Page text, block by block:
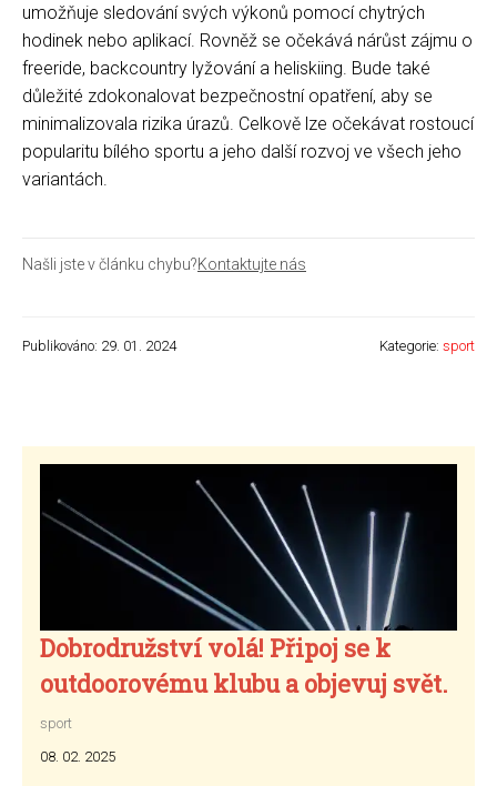
umožňuje sledování svých výkonů pomocí chytrých
hodinek nebo aplikací. Rovněž se očekává nárůst zájmu o
freeride, backcountry lyžování a heliskiing. Bude také
důležité zdokonalovat bezpečnostní opatření, aby se
minimalizovala rizika úrazů. Celkově lze očekávat rostoucí
popularitu bílého sportu a jeho další rozvoj ve všech jeho
variantách.
Našli jste v článku chybu?Kontaktujte nás
Publikováno: 29. 01. 2024 Kategorie: sport
Dobrodružství volá! Připoj se k
outdoorovému klubu a objevuj svět.
sport
08. 02. 2025